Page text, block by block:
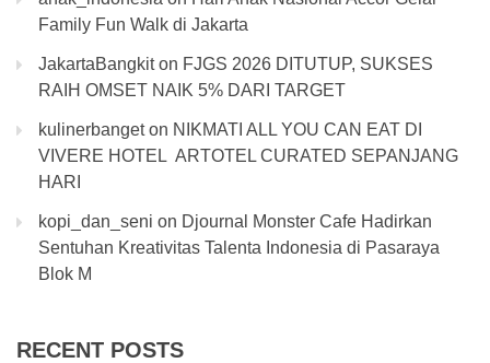
Family Fun Walk di Jakarta
JakartaBangkiton FJGS 2026 DITUTUP, SUKSES
RAIH OMSET NAIK 5% DARI TARGET
kulinerbangeton NIKMATI ALL YOU CAN EAT DI
VIVERE HOTEL ARTOTEL CURATED SEPANJANG
HARI
kopi_dan_seni on Djournal Monster Cafe Hadirkan
Sentuhan Kreativitas Talenta Indonesia di Pasaraya
Blok M
RECENT POSTS